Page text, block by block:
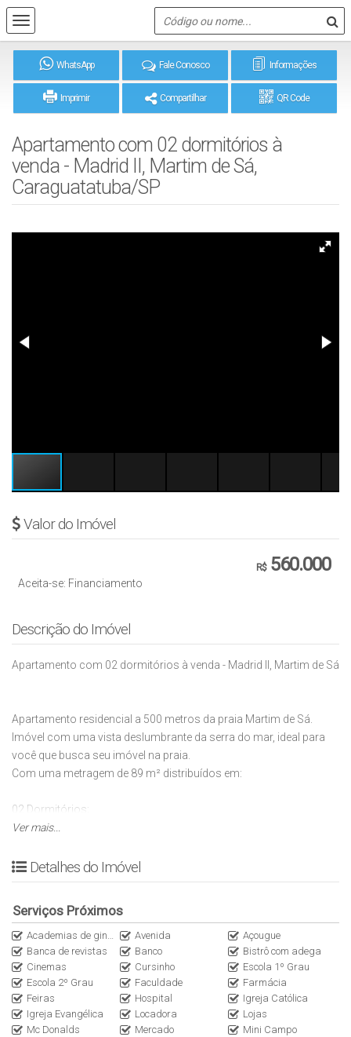
WhatsApp Fale Conosco Informações
Imprimir Compartilhar QR Code
Apartamento com 02 dormitórios à
venda - Madrid II, Martim de Sá,
Caraguatatuba/SP
Valor do Imóvel
R$560.000
Aceita-se: Financiamento
Descrição do Imóvel
Apartamento com 02 dormitórios à venda - Madrid II, Martim de Sá
Apartamento residencial a 500 metros da praia Martim de Sá.
Imóvel com uma vista deslumbrante da serra do mar, ideal para
você que busca seu imóvel na praia.
Com uma metragem de 89 m² distribuídos em:
02 Dormitórios;
02 Banheiros;
Sala de jantar;
Cozinha individual;
Sacada com vista para serra do mar;
Elevedar;
Biciclerário;
01 Vaga de garagem coberta;
Condomínio ainda oferece;
Churrasqueira;
Ver mais...
Detalhes do Imóvel
Serviços Próximos
Academias de ginástica Avenida
Açougue
Banca de revistas
Banco
Bistrô com adega
Cinemas
Cursinho
Escola 1º Grau
Escola 2º Grau
Faculdade
Farmácia
Feiras
Hospital
Igreja Católica
Igreja Evangélica
Locadora
Lojas
Mc Donalds
Mercado
Mini Campo